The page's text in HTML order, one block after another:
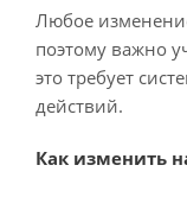
Любое
поэтому важно
это требует
действий.
Как изменить